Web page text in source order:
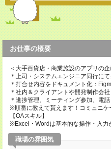
お仕事の概要
＜大手百貨店・商業施設のアプリの
＊上司・システムエンジニア同行に
＊打合せ内容をドキュメント化：
＊社内＆クライアントや開発制作会
＊進捗管理、ミーティング参加、電
※順番に教えて貰えます！コミュニケ
【OAスキル】
※Excel・Wordは基本的な操作・入力
職場の雰囲気